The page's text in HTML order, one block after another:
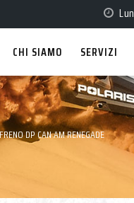
CHI SIAMO SERVIZI
DP CAN AM RENEGADE